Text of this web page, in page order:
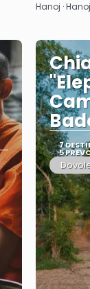
Hanoj ·
7
5